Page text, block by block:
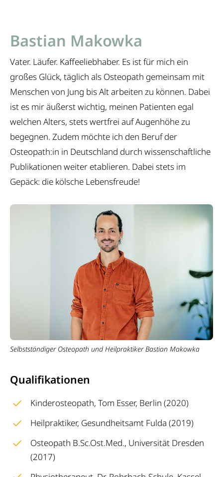
Bastian Makowka
Vater. Läufer. Kaffeeliebhaber. Es ist für mich ein
großes Glück, täglich als Osteopath gemeinsam mit
Menschen von Jung bis Alt arbeiten zu können. Dabei
ist es mir äußerst wichtig, meinen Patienten egal
welchen Alters, stets wertfrei auf Augenhöhe zu
begegnen. Zudem möchte ich den Beruf der
Osteopath:in in Deutschland durch wissenschaftliche
Publikationen weiter etablieren. Dabei stets im
Gepäck: die kölsche Lebensfreude!
Selbstständiger Osteopath und Heilpraktiker Bastian Makowka
Qualifikationen
Kinderosteopath, Tom Esser, Berlin (2020)
Heilpraktiker, Gesundheitsamt Fulda (2019)
Osteopath B.Sc.Ost.Med., Universität Dresden
(2017)